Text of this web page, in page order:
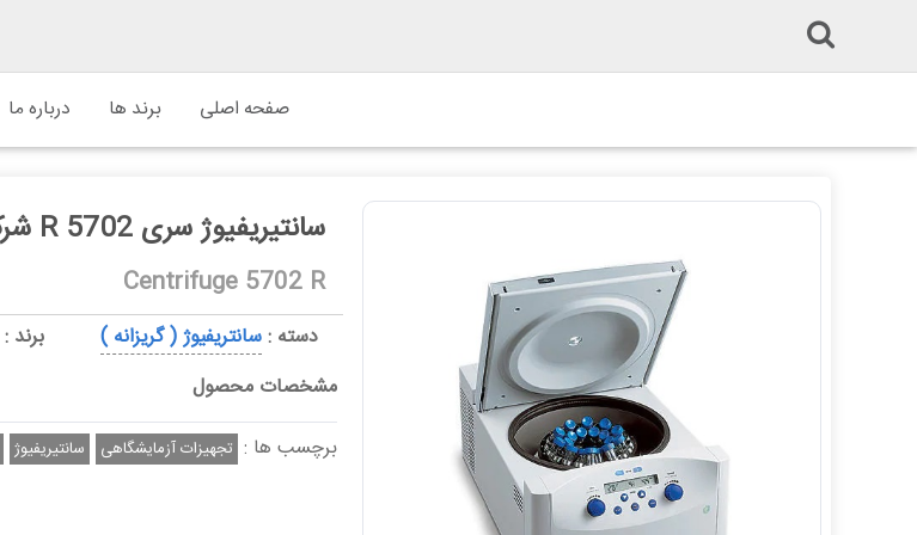
صفحه اصلی برند ها درباره ما
سانتیریفیوژ سری 5702 R شرکت Eppendorf
Centrifuge 5702 R
دسته :سانتریفیوژ ( گریزانه ) برند :
مشخصات محصول
برچسب ها : تجهیزات آزمایشگاهی سانتیریفیوژ